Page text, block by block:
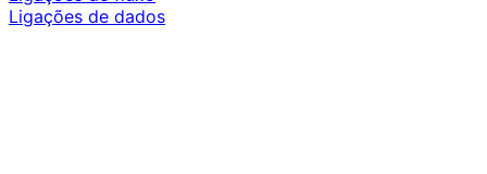
Ligações de dados